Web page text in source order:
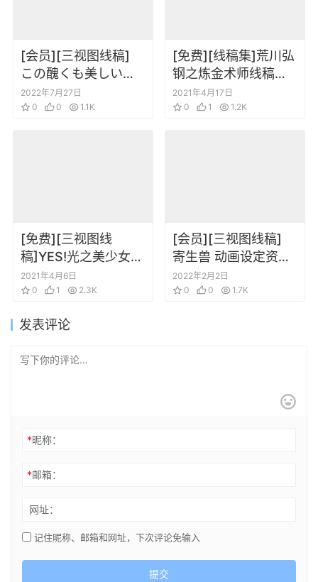
[会员][三视图线稿]
この醜くも美しい世
界动画三视图线稿
2022年7月27日
0
0 1.1K
[免费][线稿集]荒川弘
钢之炼金术师线稿画
集
2021年4月17日
0
1 1.2K
[免费][三视图线
稿]YES!光之美少女5
动画资料设定线稿集
2021年4月6日
0
1 2.3K
[会员][三视图线稿]
寄生兽 动画设定资料
集
2022年2月2日
0
0 1.7K
发表评论
*昵称：
*邮箱：
网址：
记住昵称、邮箱和网址，下次评论免输入
提交